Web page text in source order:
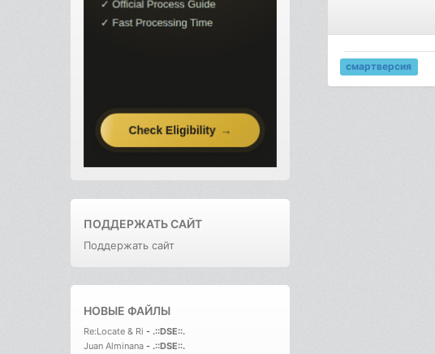
ПОДДЕРЖАТЬ САЙТ
Поддержать сайт
НОВЫЕ ФАЙЛЫ
Re:Locate & Ri - .::DSE::.
Juan Alminana - .::DSE::.
смартверсия